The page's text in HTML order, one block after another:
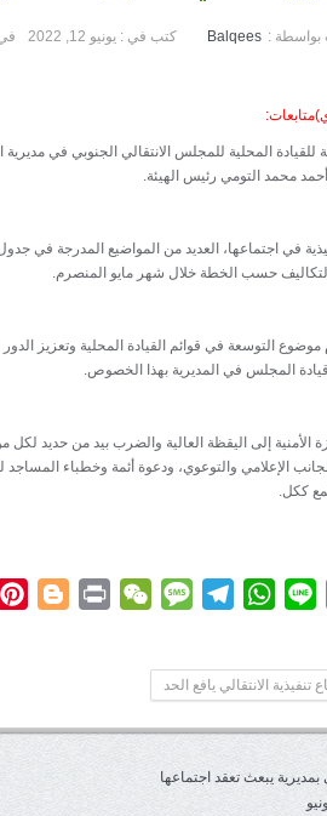
:
Balqees كتب في : يونيو 12, 2022
للقيادة المحلية للمجلس الانتقالي الجنوبي في
محمد التومي رئيس الهيئة.
في اجتماعها، العديد من المواضيع المدرجة في
حسب الخطة خلال شهر مايو المنصرم.
موضوع التوسعة في قوائم القيادة المحلية وتعزيز
قيادة المجلس في المديرية بهذا الخصوص.
الأمنية إلى اليقظة العالية والضرب بيد من حديد
الإعلامي والتوعوي، ودعوة أئمة وخطباء
ككل.
Email
Line
WhatsApp
Telegram
Message
WeChat
Print
تنفيذية الانتقالي يافع الحد
بمديرية يبعث تعقد اجتماعها